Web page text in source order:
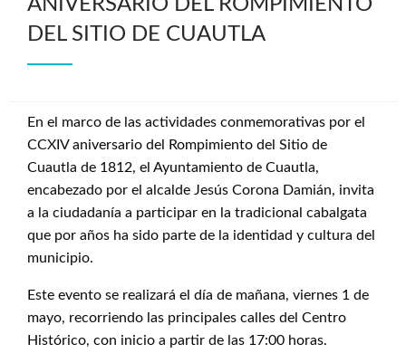
ANIVERSARIO DEL ROMPIMIENTO
DEL SITIO DE CUAUTLA
En el marco de las actividades conmemorativas por el
CCXIV aniversario del Rompimiento del Sitio de
Cuautla de 1812, el Ayuntamiento de Cuautla,
encabezado por el alcalde Jesús Corona Damián, invita
a la ciudadanía a participar en la tradicional cabalgata
que por años ha sido parte de la identidad y cultura del
municipio.
Este evento se realizará el día de mañana, viernes 1 de
mayo, recorriendo las principales calles del Centro
Histórico, con inicio a partir de las 17:00 horas.